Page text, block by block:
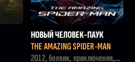
НОВЫЙ ЧЕЛОВЕК-ПАУК
THE AMAZING SPIDER-MAN
2012, боевик, приключения,